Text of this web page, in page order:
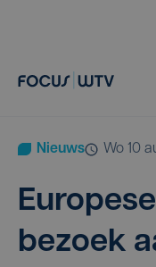
Nieuws wo 10
bezoek